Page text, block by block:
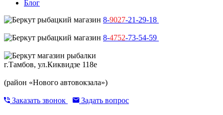
Блог
8-9027-21-29-18
8-4752-73-54-59
г.Тамбов, ул.Киквидзе 118е
(район «Нового автовокзала»)
Заказать звонок Задать вопрос